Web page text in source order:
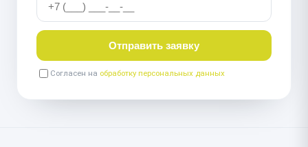
Отправить заявку
Согласен на обработку персональных данных